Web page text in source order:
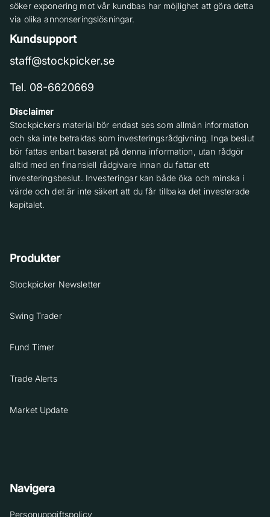
söker exponering mot vår kundbas har möjlighet att göra detta
via olika annonseringslösningar.
Kundsupport
staff@stockpicker.se
Tel. 08-6620669
Disclaimer
Stockpickers material bör endast ses som allmän information
och ska inte betraktas som investeringsrådgivning. Inga beslut
bör fattas enbart baserat på denna information, utan rådgör
alltid med en finansiell rådgivare innan du fattar ett
investeringsbeslut. Investeringar kan både öka och minska i
värde och det är inte säkert att du får tillbaka det investerade
kapitalet.
Produkter
Stockpicker Newsletter
Swing Trader
Fund Timer
Trade Alerts
Market Update
Navigera
Personuppgiftspolicy